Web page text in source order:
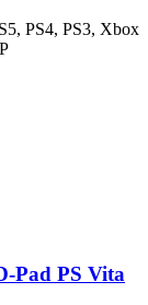
PS4, PS3, Xbox
Pad PS Vita